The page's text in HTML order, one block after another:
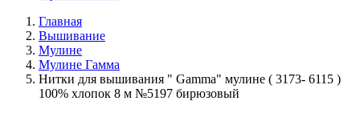
Главная
Вышивание
Мулине
Мулине Гамма
Нитки для вышивания " Gamma" мулине ( 3173- 6115 )
100% хлопок 8 м №5197 бирюзовый